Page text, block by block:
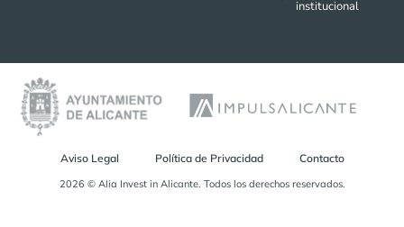
institucional
Aviso Legal Política de Privacidad Contacto
2026 © Alia Invest in Alicante. Todos los derechos reservados.